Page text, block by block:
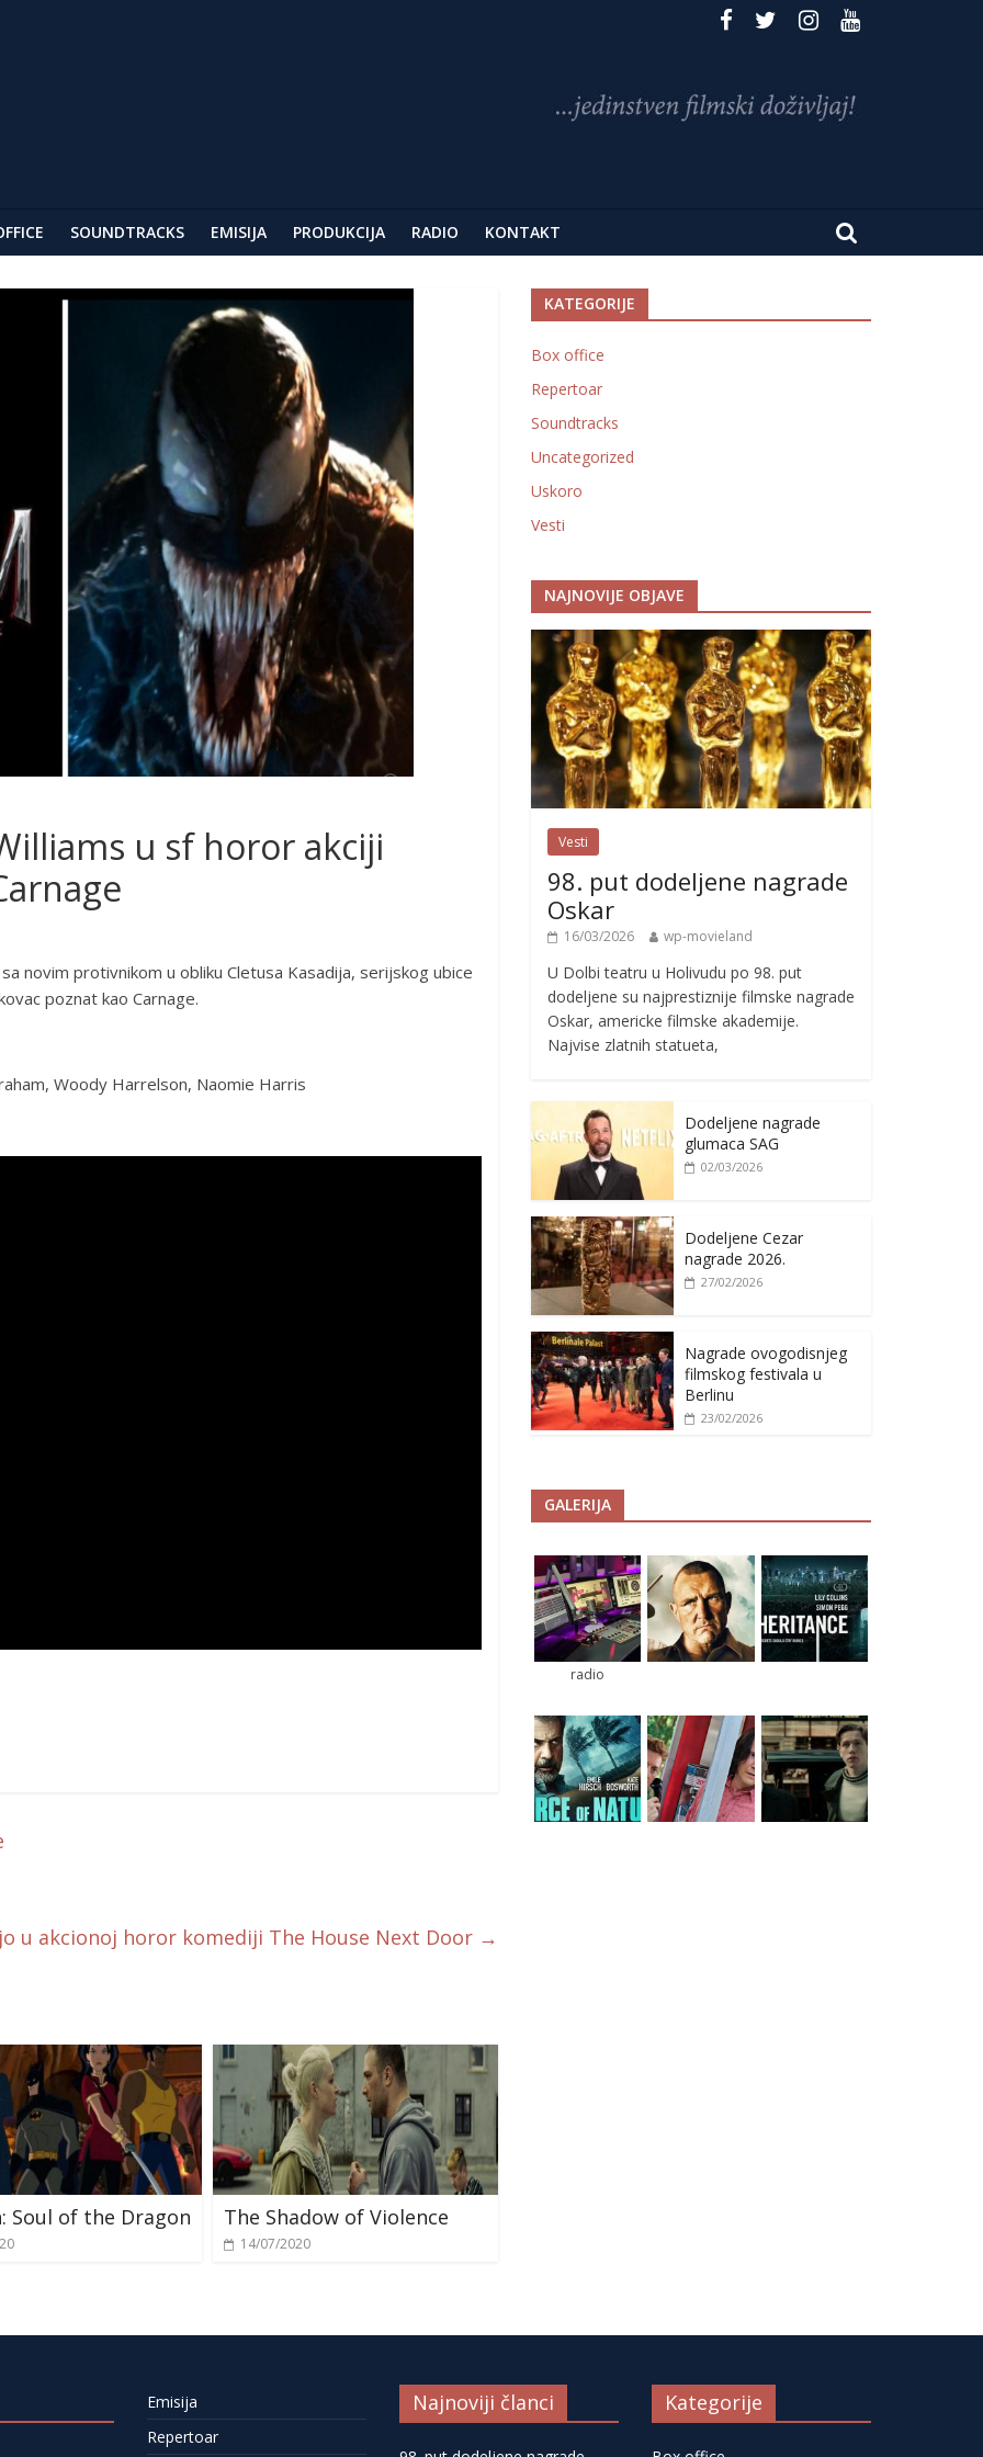
u Berlinu
SOUNDTRACKS EMISIJA PRODUKCIJA RADIO KONTAKT
u sf horor akciji
novim protivnikom u obliku Cletusa Kasadija, serijskog ubice
poznat kao Carnage.
Woody Harrelson, Naomie Harris
u akcionoj horor komediji The House Next Door →
Soul of the Dragon The Shadow of Violence
14/07/2020
KATEGORIJE
Box office
Repertoar
Soundtracks
Uncategorized
Uskoro
Vesti
NAJNOVIJE OBJAVE
Vesti
98. put dodeljene nagrade
Oskar
16/03/2026 wp-movieland
U Dolbi teatru u Holivudu po 98. put
dodeljene su najprestiznije filmske nagrade
Oskar, americke filmske akademije.
Najvise zlatnih statueta,
Dodeljene nagrade
glumaca SAG
02/03/2026
Dodeljene Cezar
nagrade 2026.
27/02/2026
Nagrade ovogodisnjeg
filmskog festivala u
Berlinu
23/02/2026
GALERIJA
radio
Emisija
Repertoar
Najnoviji članci Kategorije